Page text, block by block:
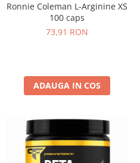
Ronnie Coleman L-Arginine XS
100 caps
73,91 RON
ADAUGA IN COS